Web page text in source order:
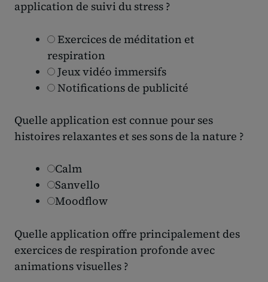
application de suivi du stress ?
Exercices de méditation et
respiration
Jeux vidéo immersifs
Notifications de publicité
Quelle application est connue pour ses
histoires relaxantes et ses sons de la nature ?
Calm
Sanvello
Moodflow
Quelle application offre principalement des
exercices de respiration profonde avec
animations visuelles ?